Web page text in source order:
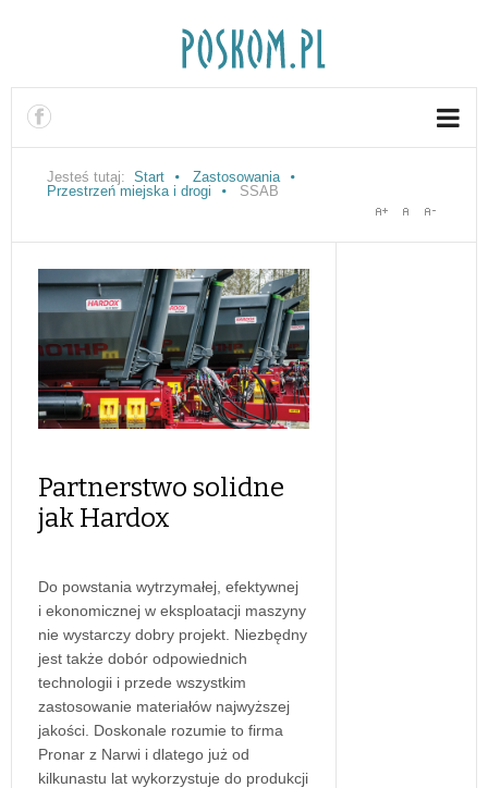
Jesteś tutaj: Start
Zastosowania
Przestrzeń miejska i drogi
SSAB
Partnerstwo solidne
jak Hardox
Do powstania wytrzymałej, efektywnej
i ekonomicznej w eksploatacji maszyny
nie wystarczy dobry projekt. Niezbędny
jest także dobór odpowiednich
technologii i przede wszystkim
zastosowanie materiałów najwyższej
jakości. Doskonale rozumie to firma
Pronar z Narwi i dlatego już od
kilkunastu lat wykorzystuje do produkcji